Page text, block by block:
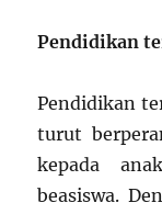
Pendidikan
Pendidikan
turut
kepada
beasiswa.